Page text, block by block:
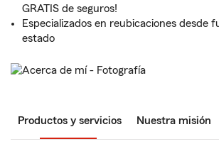
GRATIS de seguros!
Especializados en reubicaciones desde
estado
Productos y servicios Nuestra misión